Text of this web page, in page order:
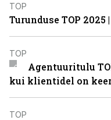
TOP
Turunduse TOP
TOP
Agentuuritulu
kui klientidel on
TOP